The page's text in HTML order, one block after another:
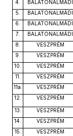
4.
BALATONALMÁDI
5.
BALATONALMÁDI
6.
BALATONALMÁDI
7.
BALATONALMÁDI
8.
VESZPRÉM
9.
VESZPRÉM
10.
VESZPRÉM
11.
VESZPRÉM
11a.
VESZPRÉM
12.
VESZPRÉM
13.
VESZPRÉM
14.
VESZPRÉM
15.
VESZPRÉM